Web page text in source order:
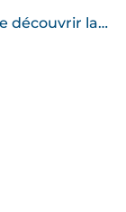
découvrir la…